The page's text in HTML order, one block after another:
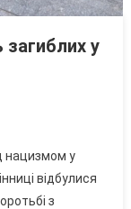
загиблих у
нацизмом у
відбулися
з